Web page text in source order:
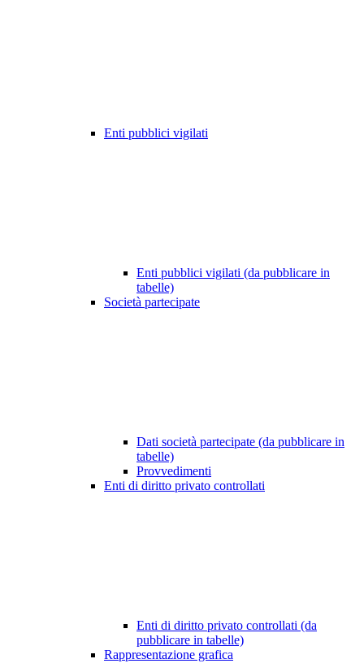
Enti pubblici vigilati
Enti pubblici vigilati (da pubblicare in
tabelle)
Società partecipate
Dati società partecipate (da pubblicare in
tabelle)
Provvedimenti
Enti di diritto privato controllati
Enti di diritto privato controllati (da
pubblicare in tabelle)
Rappresentazione grafica